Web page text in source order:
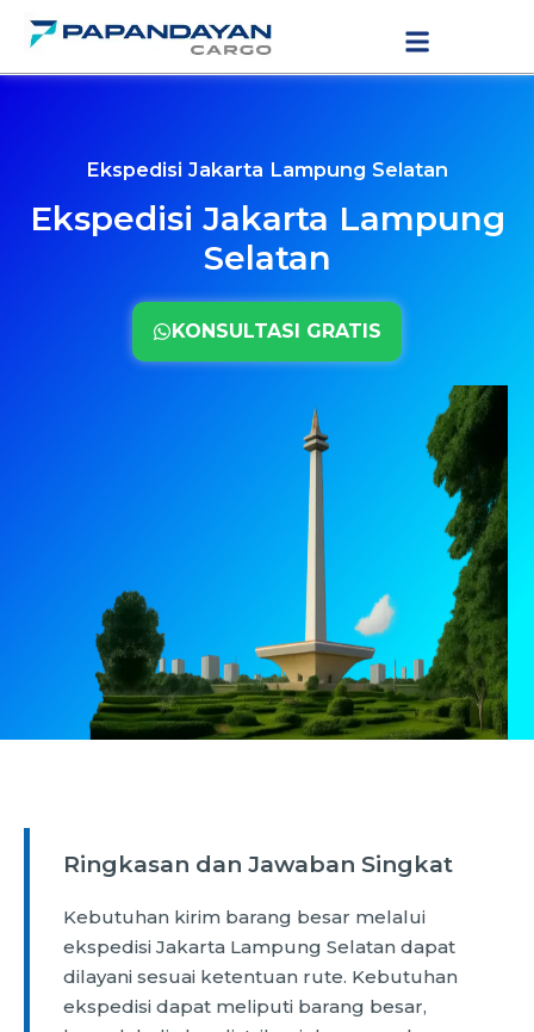
Lewati
konten
Ekspedisi Jakarta Lampung Selatan
Ekspedisi Jakarta Lampung
Selatan
KONSULTASI GRATIS
Ringkasan dan Jawaban Singkat
Kebutuhan kirim barang besar melalui
ekspedisi Jakarta Lampung Selatan dapat
dilayani sesuai ketentuan rute. Kebutuhan
ekspedisi dapat meliputi barang besar,